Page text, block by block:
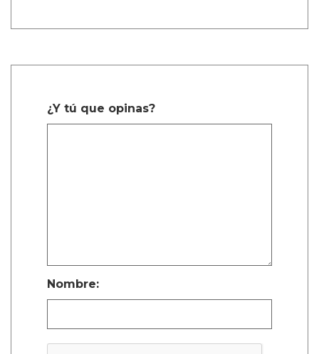
¿Y tú que opinas?
Nombre: